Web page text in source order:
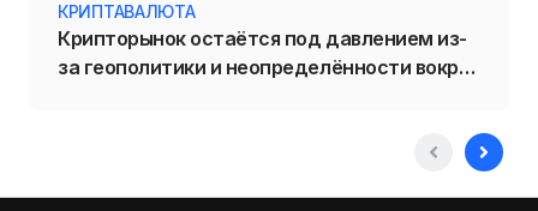
КРИПТАВАЛЮТА
Крипторынок остаётся под давлением из-
за геополитики и неопределённости вокруг